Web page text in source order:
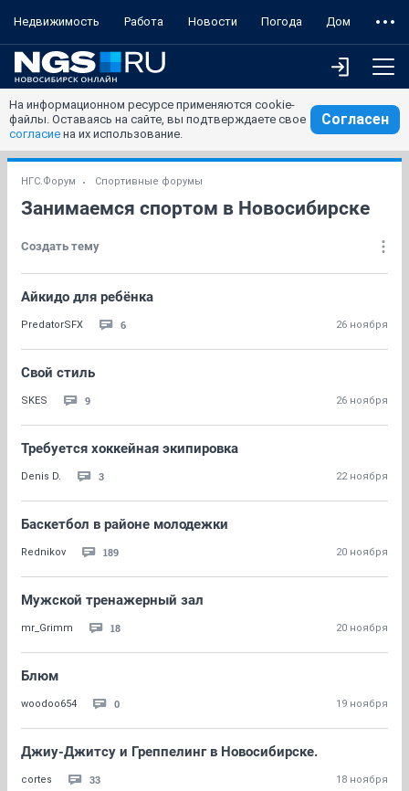
Недвижимость Работа Новости Погода Дом
На информационном ресурсе применяются cookie-
файлы. Оставаясь на сайте, вы подтверждаете свое
согласие на их использование.
Согласен
НГС.Форум Спортивные форумы
Занимаемся спортом в Новосибирске
Создать тему
Айкидо для ребёнка
PredatorSFX 6 26 ноября
Свой стиль
SKES 9 26 ноября
Требуется хоккейная экипировка
Denis D. 3 22 ноября
Баскетбол в районе молодежки
Rednikov 189 20 ноября
Мужской тренажерный зал
mr_Grimm 18 20 ноября
Блюм
woodoo654 0 19 ноября
Джиу-Джитсу и Греппелинг в Новосибирске.
cortes 33 18 ноября